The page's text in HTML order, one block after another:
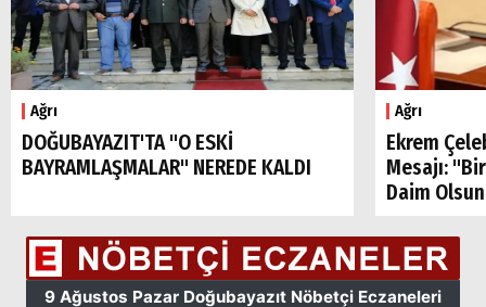
Ağrı
DOĞUBAYAZIT'TA "O ESKİ
BAYRAMLAŞMALAR" NEREDE KALDI
Ağrı
Ekrem
Mesajı:
Daim
Arama
Popüler
Aramalar:
Ağrı
Doğubayazıt